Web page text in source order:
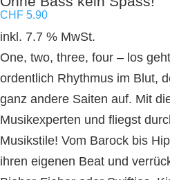
CHF 5.90
inkl. 7.7 % MwSt.
One, two, three, four – los
ordentlich Rhythmus im Blut,
ganz andere Saiten auf. Mit
Musikexperten und fliegst
Musikstile! Vom Barock bis
ihren eigenen Beat und